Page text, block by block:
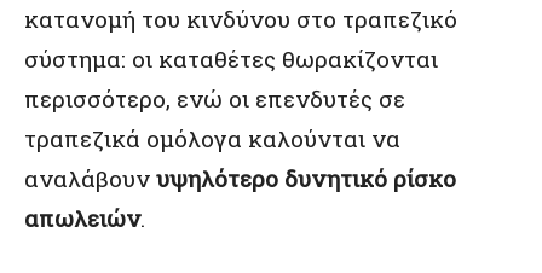
κατανομή του κινδύνου στο τραπεζικό
σύστημα: οι καταθέτες θωρακίζονται
περισσότερο, ενώ οι επενδυτές σε
τραπεζικά ομόλογα καλούνται να
αναλάβουν υψηλότερο δυνητικό ρίσκο
απωλειών.